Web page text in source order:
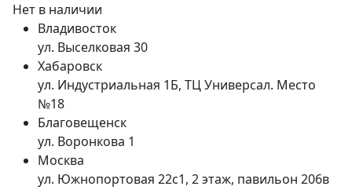
Нет в наличии
Владивосток
ул. Выселковая 30
Хабаровск
ул. Индустриальная 1Б, ТЦ Универсал. Место
№18
Благовещенск
ул. Воронкова 1
Москва
ул. Южнопортовая 22с1, 2 этаж, павильон 206в